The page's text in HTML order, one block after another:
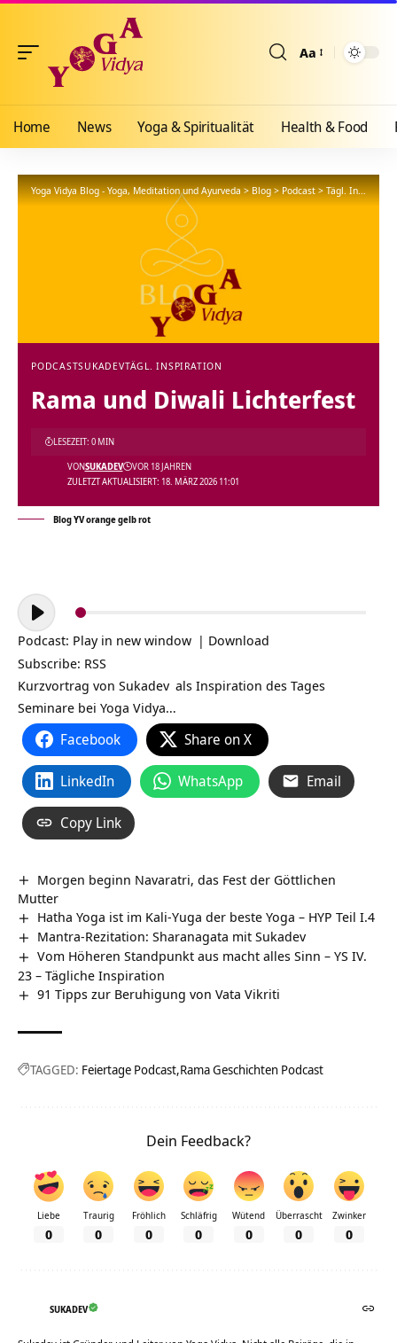
Aa
Home News Yoga & Spiritualität Health & Food
Yoga Vidya Blog - Yoga, Meditation und Ayurveda>Blog>Podcast>Tägl. Inspiration
PODCASTSUKADEVTÄGL. INSPIRATION
Rama und Diwali Lichterfest
ZULETZT AKTUALISIERT: 18. MÄRZ 2026 11:01
VONSUKADEV VOR 18 JAHREN
LESEZEIT: 0 MIN
Blog YV orange gelb rot
Audio-
Player
Podcast: Play in new window | Download
Subscribe: RSS
Kurzvortrag von Sukadev als Inspiration des Tages
Seminare bei Yoga Vidya…
Facebook Share on X
LinkedIn WhatsApp Email
Copy Link
Morgen beginn Navaratri, das Fest der Göttlichen
Mutter
Hatha Yoga ist im Kali-Yuga der beste Yoga – HYP Teil I.4
Mantra-Rezitation: Sharanagata mit Sukadev
Vom Höheren Standpunkt aus macht alles Sinn – YS IV.
23 – Tägliche Inspiration
91 Tipps zur Beruhigung von Vata Vikriti
TAGGED: Feiertage Podcast Rama Geschichten Podcast
Dein Feedback?
Liebe
0
Traurig
0
Fröhlich
0
Schläfrig
0
Wütend
0
Überrascht
0
Zwinker
0
SUKADEV